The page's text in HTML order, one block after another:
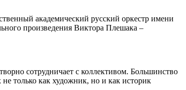
академический русский оркестр имени
произведения Виктора Плешака –
сотрудничает с коллективом. Большинство
только как художник, но и как историк